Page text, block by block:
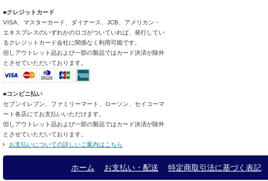
■クレジットカード
VISA、マスターカード、ダイナース、JCB、アメリカン・
エキスプレスのいずれかのロゴがついていれば、発行してい
るクレジットカード会社に関係なく利用可能です。
但しアウトレット品および一部の製品ではカード決済が除外
とさせていただいております。
■コンビニ払い
セブンイレブン、ファミリーマート、ローソン、セイコーマ
ート各店にてお支払いいただけます。
但しアウトレット品および一部の製品ではカード決済が除外
とさせていただいております。
お支払いについての詳しいご案内はこちら
ホーム お支払い・配送 特定商取引法に基づく表記